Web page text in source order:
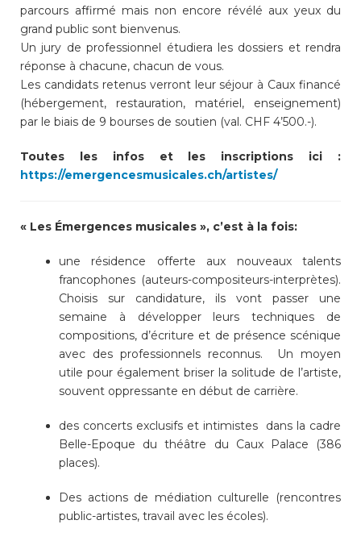
parcours affirmé mais non encore révélé aux yeux du
grand public sont bienvenus.
Un jury de professionnel étudiera les dossiers et rendra
réponse à chacune, chacun de vous.
Les candidats retenus verront leur séjour à Caux financé
(hébergement, restauration, matériel, enseignement)
par le biais de 9 bourses de soutien (val. CHF 4’500.-).
Toutes les infos et les inscriptions ici :
https://emergencesmusicales.ch/artistes/
« Les Émergences musicales », c’est à la fois:
une résidence offerte aux nouveaux talents
francophones (auteurs-compositeurs-interprètes).
Choisis sur candidature, ils vont passer une
semaine à développer leurs techniques de
compositions, d’écriture et de présence scénique
avec des professionnels reconnus. Un moyen
utile pour également briser la solitude de l’artiste,
souvent oppressante en début de carrière.
des concerts exclusifs et intimistes dans la cadre
Belle-Epoque du théâtre du Caux Palace (386
places).
Des actions de médiation culturelle (rencontres
public-artistes, travail avec les écoles).